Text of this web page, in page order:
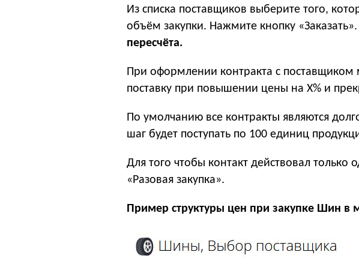
Из списка поставщиков выберите того,
объём закупки. Нажмите кнопку «Заказать».
пересчёта.
При оформлении контракта с поставщиком
поставку при повышении цены на Х% и
По умолчанию все контракты являются
шаг будет поступать по 100 единиц
Для того чтобы контакт действовал
«Разовая закупка».
Пример структуры цен при закупке Шин в